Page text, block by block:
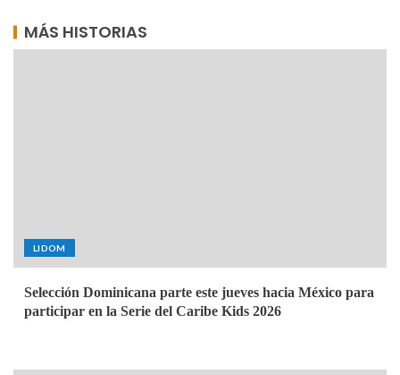
MÁS HISTORIAS
LIDOM
Selección Dominicana parte este jueves hacia México para
participar en la Serie del Caribe Kids 2026